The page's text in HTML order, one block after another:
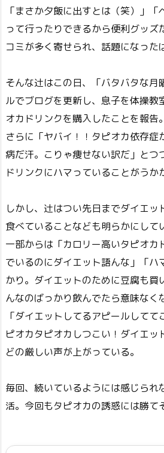
「まさか夕飯に出すとは（笑）」
って行ったりできるから便利グッズ
コミが多く寄せられ、話題になった
そんな辻はこの日、「バタバタな月
ルでブログを更新し、息子を体操教
オカドリンクを購入したことを報告。
さらに「ヤバイ！！タピオカ依存症
病だ汗。こりゃ痩せない訳だ」とつ
ドリンクにハマっていることがうか
しかし、辻はつい先日までダイエッ
食べていることなども明らかにして
一部からは「カロリー高いタピオカ
でいるのにダイエット語んな」「ハ
かり。ダイエットのために豆腐も買
んなのばっかり飲んでたら意味なく
「ダイエットしてるアピールして
ピオカタピオカしつこい！ダイエッ
どの厳しい声が上がっている。
毎回、続いているようには感じられ
活。今回もタピオカの誘惑には勝て